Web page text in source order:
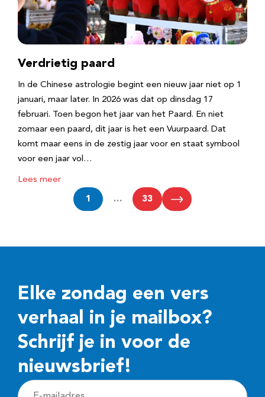
Verdrietig paard
In de Chinese astrologie begint een nieuw jaar niet op 1
januari, maar later. In 2026 was dat op dinsdag 17
februari. Toen begon het jaar van het Paard. En niet
zomaar een paard, dit jaar is het een Vuurpaard. Dat
komt maar eens in de zestig jaar voor en staat symbool
voor een jaar vol…
Lees meer
1 … 33
Elke zondag een vers
verhaal in je mailbox?
Schrijf je in voor de
nieuwsbrief!
E